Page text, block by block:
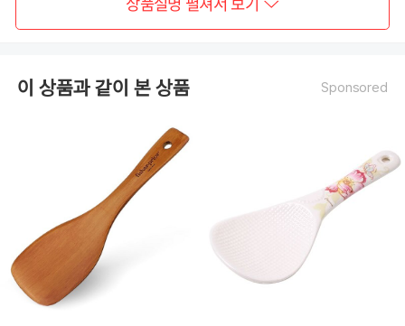
상품설명 펼쳐서 보기
이 상품과 같이 본 상품 Sponsored